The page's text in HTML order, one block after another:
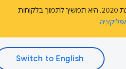
הדף הזה הוא חלק מהתיעוד של פלטפורמת אפליקציות Chrome, שהוצאה משימוש בשנת 2020. היא תמשיך לתמוך בלקוחות